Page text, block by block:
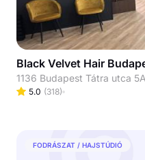
Black Velvet Hair
1136 Budapest Tátra utca 5A
5.0 (318)
FODRÁSZAT / HAJSTÚDIÓ